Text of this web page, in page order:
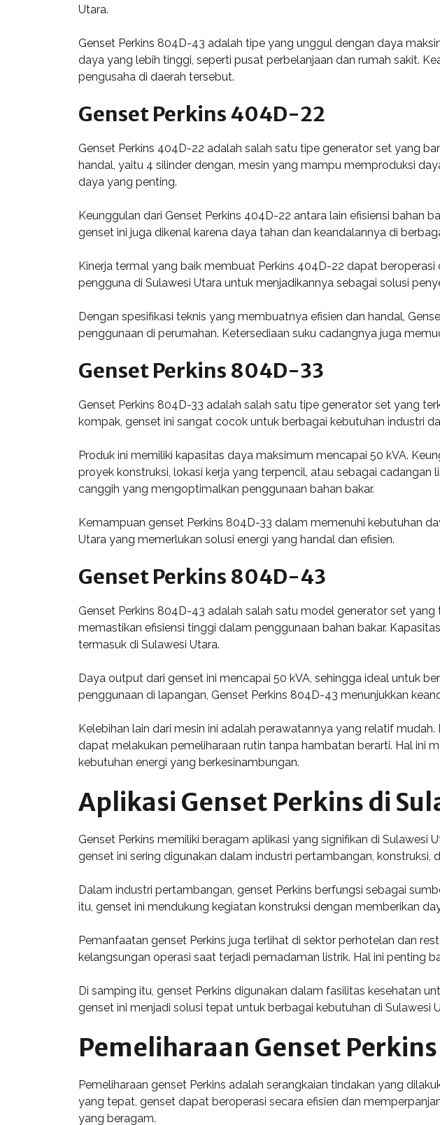
Utara.
Genset Perkins 804D-43 adalah tipe yang unggul dengan daya
daya yang lebih tinggi, seperti pusat perbelanjaan dan rumah sakit.
pengusaha di daerah tersebut.
Genset Perkins 404D-22
Genset Perkins 404D-22 adalah salah satu tipe generator set yang
handal, yaitu 4 silinder dengan, mesin yang mampu memproduksi
daya yang penting.
Keunggulan dari Genset Perkins 404D-22 antara lain efisiensi bahan
genset ini juga dikenal karena daya tahan dan keandalannya di
Kinerja termal yang baik membuat Perkins 404D-22 dapat
pengguna di Sulawesi Utara untuk menjadikannya sebagai solusi
Dengan spesifikasi teknis yang membuatnya efisien dan handal,
penggunaan di perumahan. Ketersediaan suku cadangnya juga
Genset Perkins 804D-33
Genset Perkins 804D-33 adalah salah satu tipe generator set yang
kompak, genset ini sangat cocok untuk berbagai kebutuhan industri
Produk ini memiliki kapasitas daya maksimum mencapai 50 kVA.
proyek konstruksi, lokasi kerja yang terpencil, atau sebagai
canggih yang mengoptimalkan penggunaan bahan bakar.
Kemampuan genset Perkins 804D-33 dalam memenuhi kebutuhan
Utara yang memerlukan solusi energi yang handal dan efisien.
Genset Perkins 804D-43
Genset Perkins 804D-43 adalah salah satu model generator set
memastikan efisiensi tinggi dalam penggunaan bahan bakar.
termasuk di Sulawesi Utara.
Daya output dari genset ini mencapai 50 kVA, sehingga ideal untuk
penggunaan di lapangan, Genset Perkins 804D-43 menunjukkan
Kelebihan lain dari mesin ini adalah perawatannya yang relatif
dapat melakukan pemeliharaan rutin tanpa hambatan berarti. Hal ini
kebutuhan energi yang berkesinambungan.
Aplikasi Genset Perkins di
Genset Perkins memiliki beragam aplikasi yang signifikan di Sulawesi
genset ini sering digunakan dalam industri pertambangan, konstruksi,
Dalam industri pertambangan, genset Perkins berfungsi sebagai
itu, genset ini mendukung kegiatan konstruksi dengan memberikan
Pemanfaatan genset Perkins juga terlihat di sektor perhotelan dan
kelangsungan operasi saat terjadi pemadaman listrik. Hal ini penting
Di samping itu, genset Perkins digunakan dalam fasilitas kesehatan
genset ini menjadi solusi tepat untuk berbagai kebutuhan di Sulawesi
Pemeliharaan Genset Perkins
Pemeliharaan genset Perkins adalah serangkaian tindakan yang
yang tepat, genset dapat beroperasi secara efisien dan
yang beragam.